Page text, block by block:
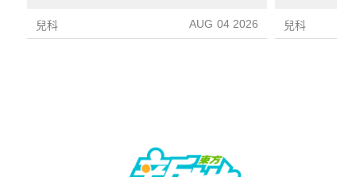
兒科 AUG 04 2026 兒科